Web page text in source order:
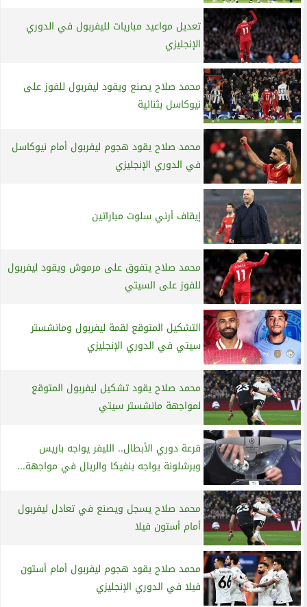
تعديل مواعيد مباريات لليفربول في الدوري
الإنجليزي
محمد صلاح يصنع ويقود ليفربول للفوز على
نيوكاسل بثنائية
محمد صلاح يقود هجوم ليفربول أمام نيوكاسل
في الدوري الإنجليزي
إيقاف أرني سلوت مباراتين
محمد صلاح يتفوق على مرموش ويقود ليفربول
للفوز على السيتي
التشكيل المتوقع لقمة ليفربول ومانشستر
سيتي في الدوري الإنجليزي
محمد صلاح يقود تشكيل ليفربول المتوقع
لمواجهة مانشستر سيتي
قرعة دوري الأبطال.. الليفر يواجه باريس
وبرشلونة يواجه بنفيكا والريال في مواجهة...
محمد صلاح يسجل ويصنع في تعادل ليفربول
أمام أستون فيلا
محمد صلاح يقود هجوم ليفربول أمام أستون
فيلا في الدوري الإنجليزي